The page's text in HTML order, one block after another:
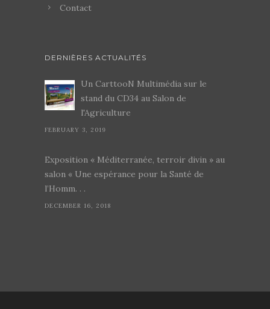
Contact
DERNIÈRES ACTUALITÉS
Un CarttooN Multimédia sur le
stand du CD34 au Salon de
l'Agriculture
FEBRUARY 3, 2019
Exposition « Méditerranée, terroir divin » au
salon « Une espérance pour la Santé de
l’Homm. . .
DECEMBER 16, 2018